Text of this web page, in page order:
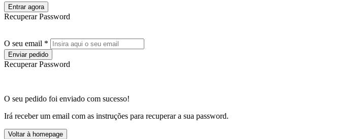
Entrar agora
Recuperar Password
O seu email *
Enviar pedido
Recuperar Password
O seu pedido foi enviado com sucesso!
Irá receber um email com as instruções para recuperar a sua password.
Voltar à homepage